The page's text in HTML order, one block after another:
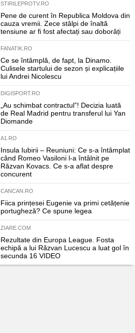
STIRILEPROTV.RO
Pene de curent în Republica Moldova din
cauza vremii. Zece stâlpi de înaltă
tensiune ar fi fost afectați sau doborâți
FANATIK.RO
Ce se întâmplă, de fapt, la Dinamo.
Culisele startului de sezon și explicațiile
lui Andrei Nicolescu
DIGISPORT.RO
„Au schimbat contractul”! Decizia luată
de Real Madrid pentru transferul lui Yan
Diomande
A1.RO
Insula Iubirii – Reuniuni: Ce s-a întâmplat
când Romeo Vasiloni l-a întâlnit pe
Răzvan Kovacs. Ce s-a aflat despre
concurent
CANCAN.RO
Fiica prințesei Eugenie va primi cetățenie
portugheză? Ce spune legea
ZIARE.COM
Rezultate din Europa League. Fosta
echipă a lui Răzvan Lucescu a luat gol în
secunda 16 VIDEO